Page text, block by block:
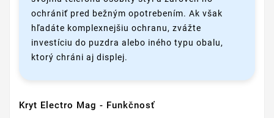
ochrániť pred bežným opotrebením. Ak však
hľadáte komplexnejšiu ochranu, zvážte
investíciu do puzdra alebo iného typu obalu,
ktorý chráni aj displej.
Kryt Electro Mag - Funkčnosť